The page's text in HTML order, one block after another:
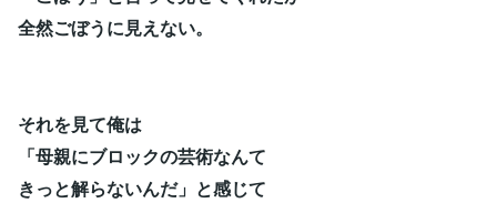
全然ごぼうに見えない。
それを見て俺は
「母親にブロックの芸術なんて
きっと解らないんだ」と感じて